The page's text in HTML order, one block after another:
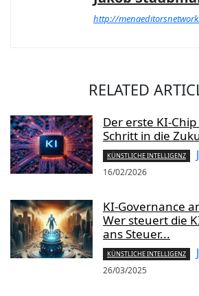
http://
RELATED
Der erste KI-
Schritt in die
KÜNSTLICHE INTELLIGENZ
16/02/2026
KI-Governance
Wer steuert die
ans Steuer...
KÜNSTLICHE INTELLIGENZ
26/03/2025